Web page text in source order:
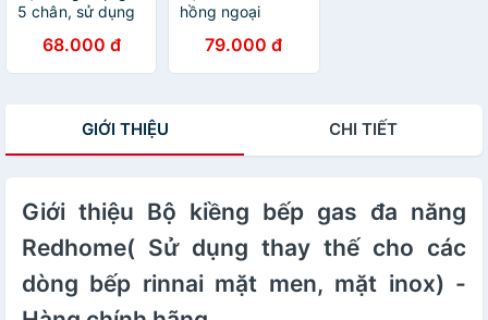
5 chân, sử dụng
dòng bếp kính
phổ thông -
68.000 đ
hồng ngoại
cho các dòng
bếp cùng kích
79.000 đ
GIỚI THIỆU CHI TIẾT
Giới thiệu Bộ kiềng bếp gas đa năng
Redhome( Sử dụng thay thế cho các
dòng bếp rinnai mặt men, mặt inox) -